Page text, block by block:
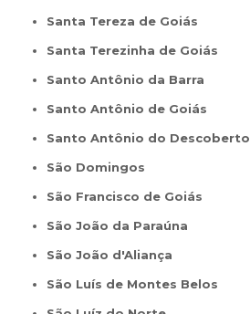
Santa Tereza de Goiás
Santa Terezinha de Goiás
Santo Antônio da Barra
Santo Antônio de Goiás
Santo Antônio do Descoberto
São Domingos
São Francisco de Goiás
São João da Paraúna
São João d'Aliança
São Luís de Montes Belos